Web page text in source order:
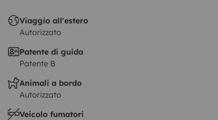
Viaggio all'estero
Autorizzato
Patente di guida
Patente B
Animali a bordo
Autorizzato
Veicolo fumatori